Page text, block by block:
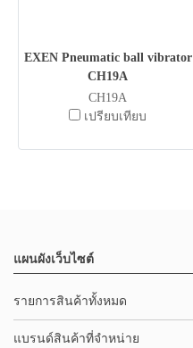
EXEN Pneumatic ball vibrator
CH19A
CH19A
เปรียบเทียบ
แผนผังเว็บไซต์
รายการสินค้าทั้งหมด
แบรนด์สินค้าที่จำหน่าย